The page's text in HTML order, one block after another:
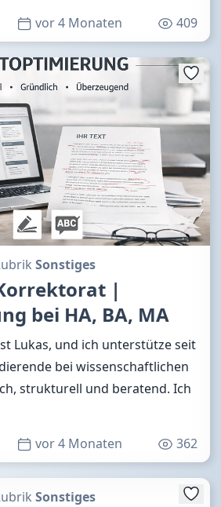
vor 4 Monaten 409
Sonstiges
|
bei HA, BA, MA
Lukas, und ich unterstütze seit
bei wissenschaftlichen
strukturell und beratend. Ich
vor 4 Monaten 362
Sonstiges